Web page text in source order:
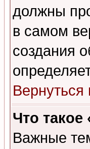
должны
в самом
создания
Вернуться
Что такое
Важные